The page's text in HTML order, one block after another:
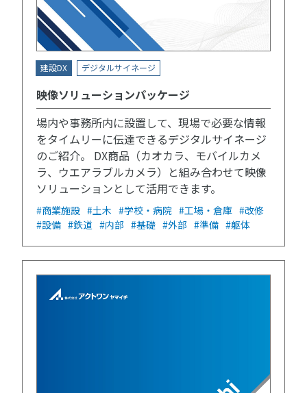
建設DX デジタルサイネージ
映像ソリューションパッケージ
場内や事務所内に設置して、現場で必要な情報
をタイムリーに伝達できるデジタルサイネージ
のご紹介。 DX商品（カオカラ、モバイルカメ
ラ、ウエアラブルカメラ）と組み合わせて映像
ソリューションとして活用できます。
#商業施設 #土木 #学校・病院 #工場・倉庫 #改修
#設備 #鉄道 #内部 #基礎 #外部 #準備 #躯体